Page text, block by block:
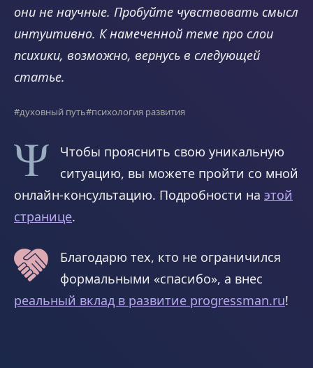
они не научные. Пробуйте чувствовать смысл
интуитивно. К намеченной теме про слои
психики, возможно, вернусь в следующей
статье.
#духовный путь#психология развития
Чтобы прояснить свою уникальную
ситуацию, вы можете пройти со мной
онлайн-консультацию. Подробности на этой
странице.
Благодарю тех, кто не ограничился
формальными «спасибо», а внес
реальный вклад в развитие progressman.ru!